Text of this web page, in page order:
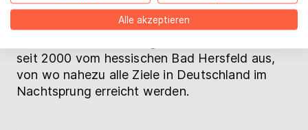
Die Libri-Administration befindet sich in
Hamburg, dem Gründungsort und Sitz des
seit 2000 vom hessischen Bad Hersfeld aus,
von wo nahezu alle Ziele in Deutschland im
Nachtsprung erreicht werden.
Alle akzeptieren